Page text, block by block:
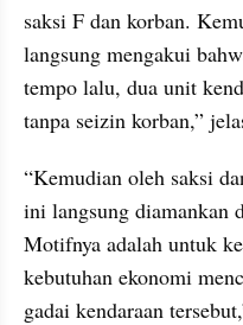
saksi F dan korban.
langsung mengakui
tempo lalu, dua unit
tanpa seizin korban,”
“Kemudian oleh saksi
ini langsung diamankan
Motifnya adalah untuk
kebutuhan ekonomi
gadai kendaraan